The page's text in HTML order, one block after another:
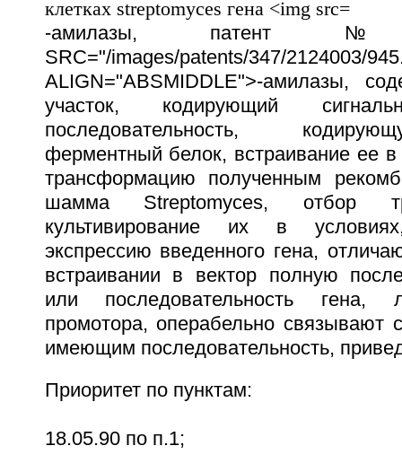
-амилазы, патент
SRC="/images/patents/347/2124003/
ALIGN="ABSMIDDLE">-амилазы,
участок, кодирующий
последовательность,
ферментный белок, встраивание ее
трансформацию полученным
шамма Streptomyces, отбор
культивирование их в
экспрессию введенного гена,
встраивании в вектор полную
или последовательность гена,
промотора, операбельно связывают
имеющим последовательность,
Приоритет по пунктам:
18.05.90 по п.1;